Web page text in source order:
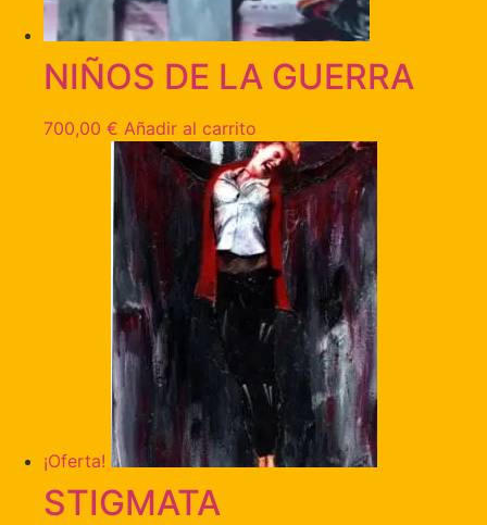
NIÑOS DE LA GUERRA
700,00 € Añadir al carrito
¡Oferta!
STIGMATA